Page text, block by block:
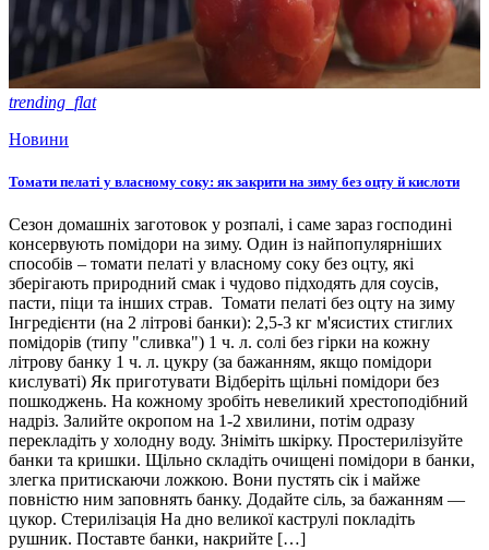
trending_flat
Новини
Томати пелаті у власному соку: як закрити на зиму без оцту й кислоти
Сезон домашніх заготовок у розпалі, і саме зараз господині
консервують помідори на зиму. Один із найпопулярніших
способів – томати пелаті у власному соку без оцту, які
зберігають природний смак і чудово підходять для соусів,
пасти, піци та інших страв. Томати пелаті без оцту на зиму
Інгредієнти (на 2 літрові банки): 2,5-3 кг м'ясистих стиглих
помідорів (типу "сливка") 1 ч. л. солі без гірки на кожну
літрову банку 1 ч. л. цукру (за бажанням, якщо помідори
кислуваті) Як приготувати Відберіть щільні помідори без
пошкоджень. На кожному зробіть невеликий хрестоподібний
надріз. Залийте окропом на 1-2 хвилини, потім одразу
перекладіть у холодну воду. Зніміть шкірку. Простерилізуйте
банки та кришки. Щільно складіть очищені помідори в банки,
злегка притискаючи ложкою. Вони пустять сік і майже
повністю ним заповнять банку. Додайте сіль, за бажанням —
цукор. Стерилізація На дно великої каструлі покладіть
рушник. Поставте банки, накрийте […]